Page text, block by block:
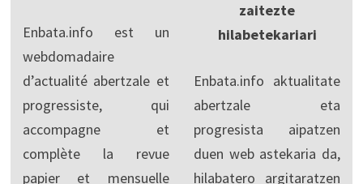
Enbata.info est un
webdomadaire
d’actualité abertzale et
progressiste, qui
accompagne et
complète la revue
papier et mensuelle
zaitezte
hilabetekariari
Enbata.info aktualitate
abertzale eta
progresista aipatzen
duen web astekaria da,
hilabatero argitaratzen